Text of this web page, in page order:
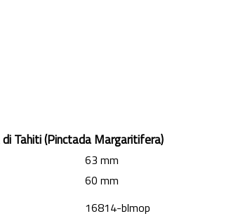
di Tahiti (Pinctada Margaritifera)
63 mm
60 mm
16814-blmop